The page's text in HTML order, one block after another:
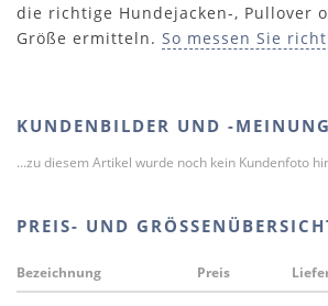
die richtige Hundejacken-, Pullover
Größe ermitteln. So messen Sie
KUNDENBILDER UND -
...zu diesem Artikel wurde noch kein Kundenfoto
PREIS- UND GRÖSSENÜBERSICHT
Bezeichnung Preis